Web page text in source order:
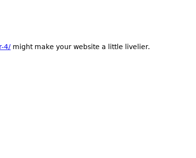
4/ might make your website a little livelier.